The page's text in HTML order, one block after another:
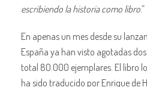
escribiendo la historia como libro.”
En apenas un mes desde su
España ya han visto agotadas
total 80.000 ejemplares. El libro
ha sido traducido por Enrique de